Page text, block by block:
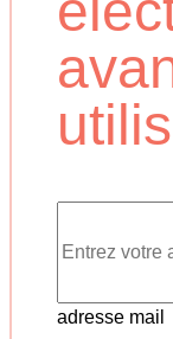
adresse mail